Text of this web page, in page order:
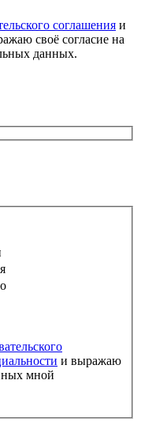
соглашения и
своё согласие на
данных.
и выражаю
мной